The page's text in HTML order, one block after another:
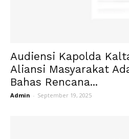
Audiensi Kapolda
Aliansi Masyarakat
Bahas Rencana...
Admin - September 19, 2025